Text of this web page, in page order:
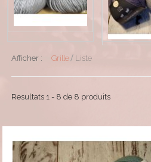
Afficher : Grille Liste
Resultats 1 - 8 de 8 produits